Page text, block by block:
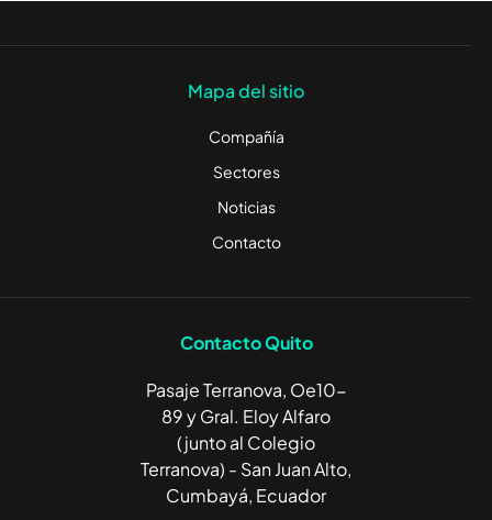
Mapa del sitio
Compañía
Sectores
Noticias
Contacto
Contacto Quito
Pasaje Terranova, Oe10-
89 y Gral. Eloy Alfaro
(junto al Colegio
Terranova) - San Juan Alto,
Cumbayá, Ecuador